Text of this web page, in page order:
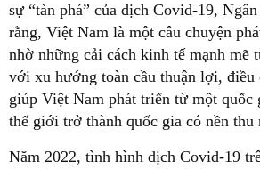
sự “tàn phá” của dịch Covid-19,
rằng, Việt Nam là một câu chuyện
nhờ những cải cách kinh tế mạnh mẽ
với xu hướng toàn cầu thuận lợi, điều
giúp Việt Nam phát triển từ một quốc
thế giới trở thành quốc gia có nền thu
Năm 2022, tình hình dịch Covid-19